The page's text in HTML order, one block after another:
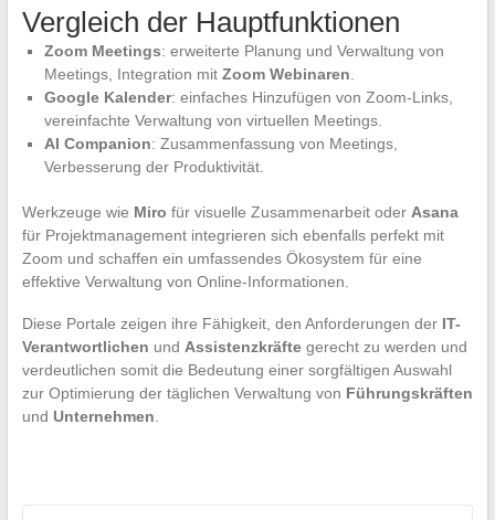
Vergleich der Hauptfunktionen
Zoom Meetings: erweiterte Planung und Verwaltung von
Meetings, Integration mit Zoom Webinaren.
Google Kalender: einfaches Hinzufügen von Zoom-Links,
vereinfachte Verwaltung von virtuellen Meetings.
AI Companion: Zusammenfassung von Meetings,
Verbesserung der Produktivität.
Werkzeuge wie Miro für visuelle Zusammenarbeit oder Asana
für Projektmanagement integrieren sich ebenfalls perfekt mit
Zoom und schaffen ein umfassendes Ökosystem für eine
effektive Verwaltung von Online-Informationen.
Diese Portale zeigen ihre Fähigkeit, den Anforderungen der IT-
Verantwortlichen und Assistenzkräftegerecht zu werden und
verdeutlichen somit die Bedeutung einer sorgfältigen Auswahl
zur Optimierung der täglichen Verwaltung von Führungskräften
und Unternehmen.